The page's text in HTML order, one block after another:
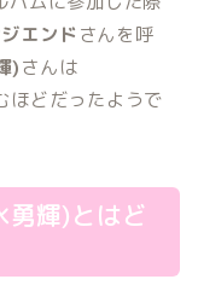
ジエンド さんを呼
)さんは
ほどだったようで
勇輝)とはど